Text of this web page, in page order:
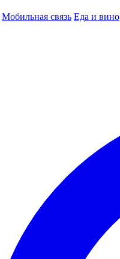
Мобильная связь Еда и вино